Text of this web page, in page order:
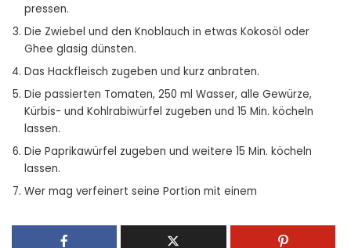
pressen.
Die Zwiebel und den Knoblauch in etwas Kokosöl oder
Ghee glasig dünsten.
Das Hackfleisch zugeben und kurz anbraten.
Die passierten Tomaten, 250 ml Wasser, alle Gewürze,
Kürbis- und Kohlrabiwürfel zugeben und 15 Min. köcheln
lassen.
Die Paprikawürfel zugeben und weitere 15 Min. köcheln
lassen.
Wer mag verfeinert seine Portion mit einem